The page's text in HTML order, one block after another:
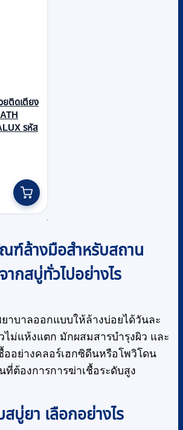
ยติดเตียง
รหัส
ฑ์ล้างมือสำหรับสถาน
กสบู่ทั่วไปอย่างไร
าบาลออกแบบให้ล้างบ่อยได้วันละ
ไม่แห้งแตก มักผสมสารบำรุงผิว และ
ออย่างคลอร์เฮกซิดีนหรือโพวิโดน
ที่ต้องการการฆ่าเชื้อระดับสูง
บู่ยา เลือกอย่างไร